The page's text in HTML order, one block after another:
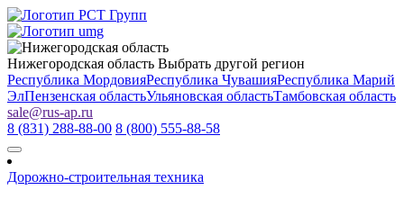
Нижегородская область Выбрать другой регион
Республика МордовияРеспублика ЧувашияРеспублика Марий
ЭлПензенская областьУльяновская областьТамбовская область
sale@rus-ap.ru
8 (831) 288-88-00 8 (800) 555-88-58
Дорожно-строительная техника